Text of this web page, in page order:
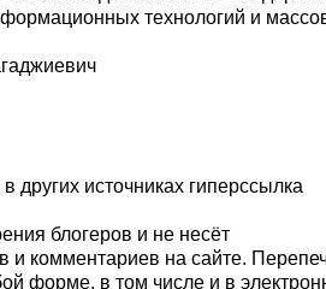
технологий и
источниках гиперссылка
блогеров и не несёт
и комментариев на сайте.
форме, в том числе и в